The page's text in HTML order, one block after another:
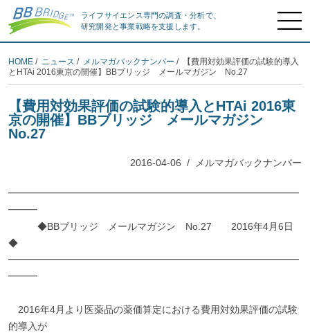
ライフサイエンス専門の調査・分析で、
研究開発と事業戦略を支援します。
HOME / ニュース / メルマガバックナンバー / 【費用対効果評価の試験的導入
とHTAi 2016東京の開催】BBブリッジ メールマガジン No.27
【費用対効果評価の試験的導入とHTAi 2016東
京の開催】BBブリッジ メールマガジン
No.27
2016-04-06 / メルマガバックナンバー
━━━━━━━━━━━━━━━━━━━━━━━━━━━━━━
━━━
◆BBブリッジ メールマガジン No.27 2016年4月6日
◆
━━━━━━━━━━━━━━━━━━━━━━━━━━━━━━
━━━
2016年4月より医薬品の薬価算定における費用対効果評価の試験
的導入が